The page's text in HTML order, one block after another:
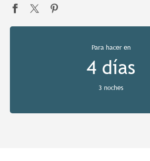
Para hacer en
4 días
3 noches